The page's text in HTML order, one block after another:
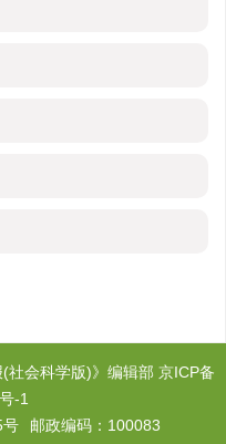
社会科学版)》编辑部 京ICP备
-1
号
邮政编码：100083